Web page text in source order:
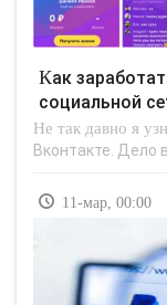
Как заработать на приложении Клевер от
социальной
Не так давно я
Вконтакте. Дело
11-мар, 00:00